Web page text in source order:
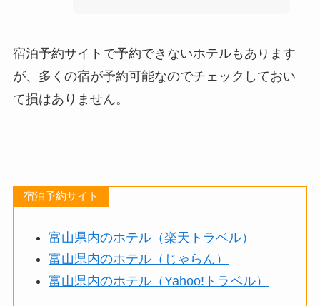
宿泊予約サイトで予約できないホテルもあります
が、多くの宿が予約可能なのでチェックしておい
て損はありません。
宿泊予約サイト
富山県内のホテル（楽天トラベル）
富山県内のホテル（じゃらん）
富山県内のホテル（Yahoo!トラベル）